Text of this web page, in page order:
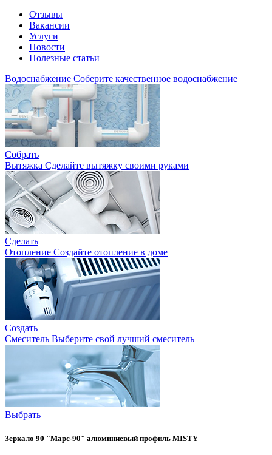
Отзывы
Вакансии
Услуги
Новости
Полезные статьи
Водоснабжение Соберите качественное водоснабжение
Собрать
Вытяжка Сделайте вытяжку своими руками
Сделать
Отопление Создайте отопление в доме
Создать
Смеситель Выберите свой лучший смеситель
Выбрать
Зеркало 90 "Марс-90" алюминиевый профиль MISTY